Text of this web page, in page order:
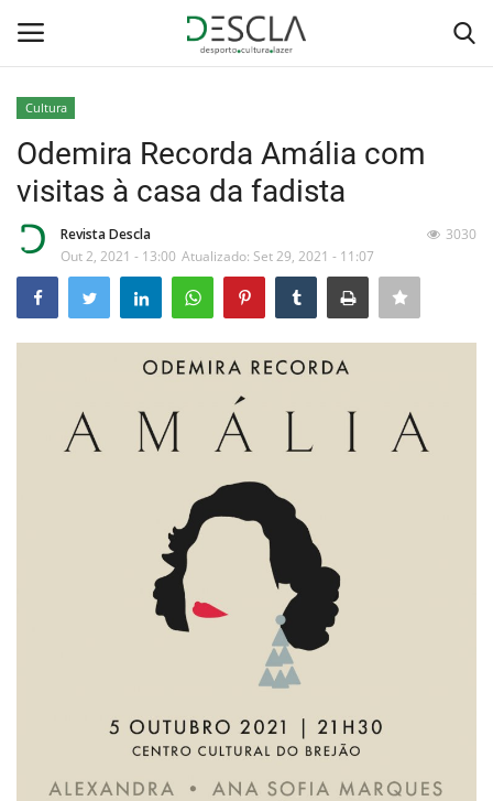
Home
...by Descla
Desporto
Sobre Nós
Cultura
Odemira Recorda Amália com
visitas à casa da fadista
Revista Descla
Out 2, 2021 - 13:00 Atualizado: Set 29, 2021 - 11:07
3030